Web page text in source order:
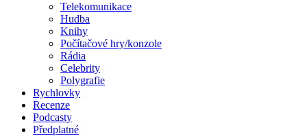
Telekomunikace
Hudba
Knihy
Počítačové hry/konzole
Rádia
Celebrity
Polygrafie
Rychlovky
Recenze
Podcasty
Předplatné